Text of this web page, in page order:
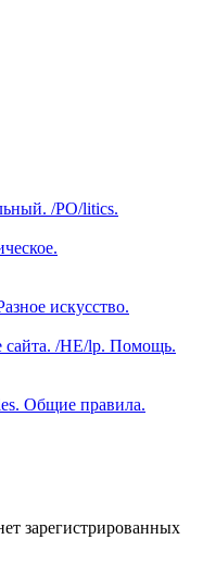
/PO/litics.
искусство.
/HE/lp. Помощь.
Общие правила.
зарегистрированных